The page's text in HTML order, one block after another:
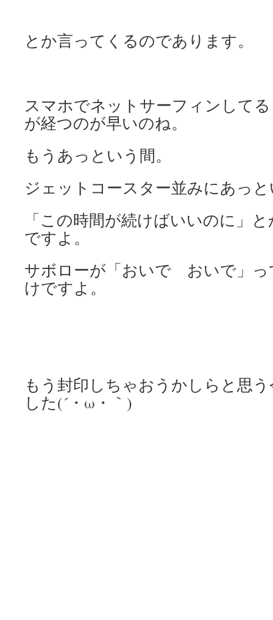
とか言ってくるのであります。
スマホでネットサーフィンして
が経つのが早いのね。
もうあっという間。
ジェットコースター並みにあっ
「この時間が続けばいいのに」
ですよ。
サボローが「おいで おいで」っ
けですよ。
もう封印しちゃおうかしらと思
した(´・ω・｀)